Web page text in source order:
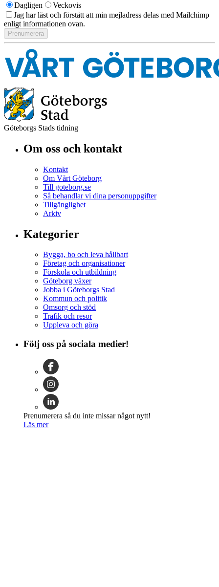
Dagligen
Veckovis
Jag har läst och förstått att min mejladress delas med Mailchimp
enligt informationen ovan.
Göteborgs Stads tidning
Om oss och kontakt
Kontakt
Om Vårt Göteborg
Till goteborg.se
Så behandlar vi dina personuppgifter
Tillgänglighet
Arkiv
Kategorier
Bygga, bo och leva hållbart
Företag och organisationer
Förskola och utbildning
Göteborg växer
Jobba i Göteborgs Stad
Kommun och politik
Omsorg och stöd
Trafik och resor
Uppleva och göra
Följ oss på sociala medier!
Prenumerera så du inte missar något nytt!
Läs mer